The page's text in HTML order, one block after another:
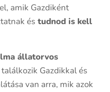
amik Gazdiként
és tudnod is kell
állatorvos
Gazdikkal és
van arra, mik azok